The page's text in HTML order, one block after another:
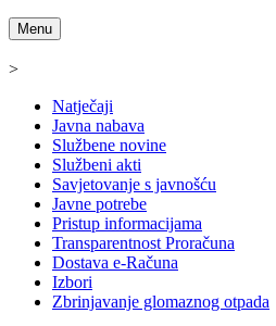
Menu
>
Natječaji
Javna nabava
Službene novine
Službeni akti
Savjetovanje s javnošću
Javne potrebe
Pristup informacijama
Transparentnost Proračuna
Dostava e-Računa
Izbori
Zbrinjavanje glomaznog otpada